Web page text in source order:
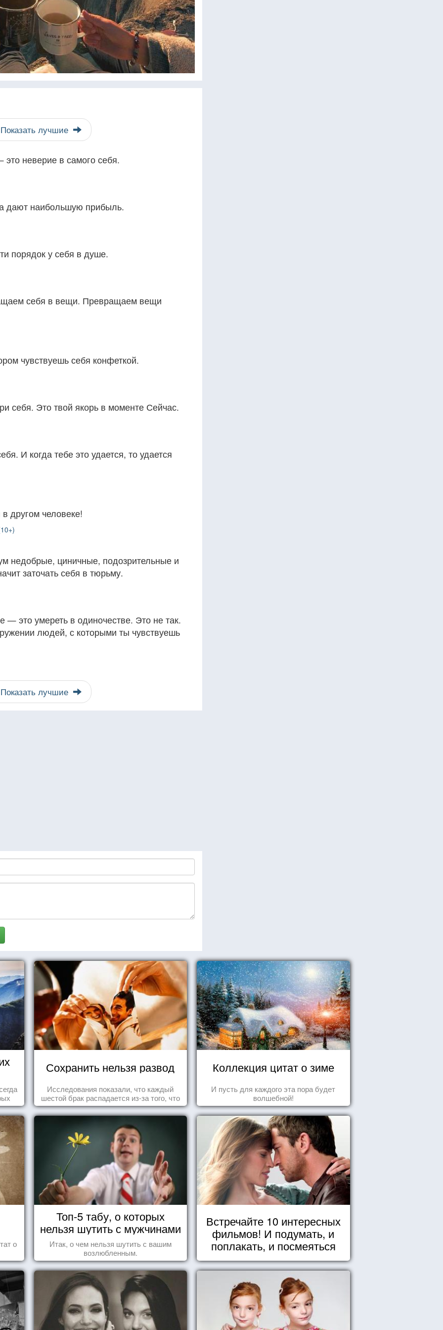
Показать лучшие
неверие в самого себя.
дают наибольшую прибыль.
порядок у себя в душе.
себя в вещи. Превращаем вещи
чувствуешь себя конфеткой.
себя. Это твой якорь в моменте Сейчас.
И когда тебе это удается, то удается
другом человеке!
недобрые, циничные, подозрительные и
заточать себя в тюрьму.
— это умереть в одиночестве. Это не так.
людей, с которыми ты чувствуешь
Показать лучшие
Сохранить нельзя развод
Исследования показали, что каждый
шестой брак распадается из-за того, что
одного из супругов не устраивает та
роль, которая выпала ему в семье.
Коллекция цитат о зиме
И пусть для каждого эта пора будет
волшебной!
о
Топ-5 табу, о которых
нельзя шутить с мужчинами
Итак, о чем нельзя шутить с вашим
возлюбленным.
Встречайте 10 интересных
фильмов! И подумать, и
поплакать, и посмеяться